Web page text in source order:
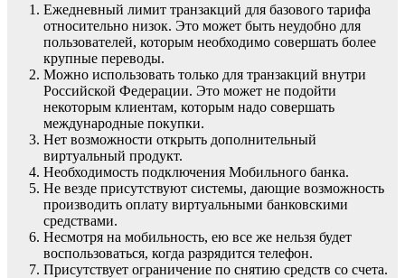
Ежедневный лимит транзакций для базового тарифа
относительно низок. Это может быть неудобно для
пользователей, которым необходимо совершать более
крупные переводы.
Можно использовать только для транзакций внутри
Российской Федерации. Это может не подойти
некоторым клиентам, которым надо совершать
международные покупки.
Нет возможности открыть дополнительный
виртуальный продукт.
Необходимость подключения Мобильного банка.
Не везде присутствуют системы, дающие возможность
производить оплату виртуальными банковскими
средствами.
Несмотря на мобильность, ею все же нельзя будет
воспользоваться, когда разрядится телефон.
Присутствует ограничение по снятию средств со счета.